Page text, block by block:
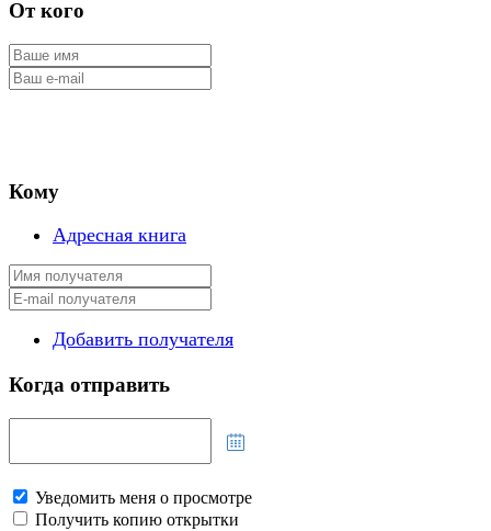
От кого
Кому
Адресная книга
Добавить получателя
Когда отправить
Уведомить меня о просмотре
Получить копию открытки